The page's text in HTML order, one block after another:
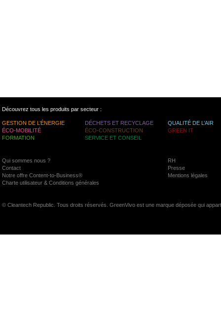
Découvrez tous les produits par secteur :
GESTION DE L’ÉNERGIE DÉCHETS ET RECYCLAGE
QUALITÉ DE L’AIR
ÉCO-MOBILITÉ
ÉCO-CONSTRUCTION
GREEN IT
FORMATION
SERVICE ET CONSEIL
Qui sommes nous ?
RH
Contact
Presse
Notre offre Content-to-Business®
Mentions légales
Charte utilisateur & Conditions générales
© Cleantech Republic. Tous droits réservés. GreenVivo est une marque déposée qui